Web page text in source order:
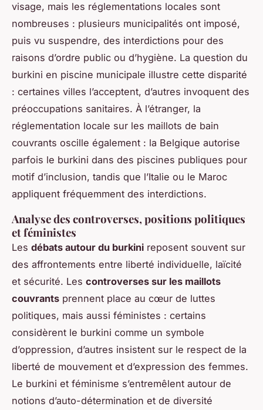
visage, mais les réglementations locales sont
nombreuses : plusieurs municipalités ont imposé,
puis vu suspendre, des interdictions pour des
raisons d’ordre public ou d’hygiène. La question du
burkini en piscine municipale illustre cette disparité
: certaines villes l’acceptent, d’autres invoquent des
préoccupations sanitaires. À l’étranger, la
réglementation locale sur les maillots de bain
couvrants oscille également : la Belgique autorise
parfois le burkini dans des piscines publiques pour
motif d’inclusion, tandis que l’Italie ou le Maroc
appliquent fréquemment des interdictions.
Analyse des controverses, positions politiques
et féministes
Les débats autour du burkini reposent souvent sur
des affrontements entre liberté individuelle, laïcité
et sécurité. Les controverses sur les maillots
couvrants prennent place au cœur de luttes
politiques, mais aussi féministes : certains
considèrent le burkini comme un symbole
d’oppression, d’autres insistent sur le respect de la
liberté de mouvement et d’expression des femmes.
Le burkini et féminisme s’entremêlent autour de
notions d’auto-détermination et de diversité